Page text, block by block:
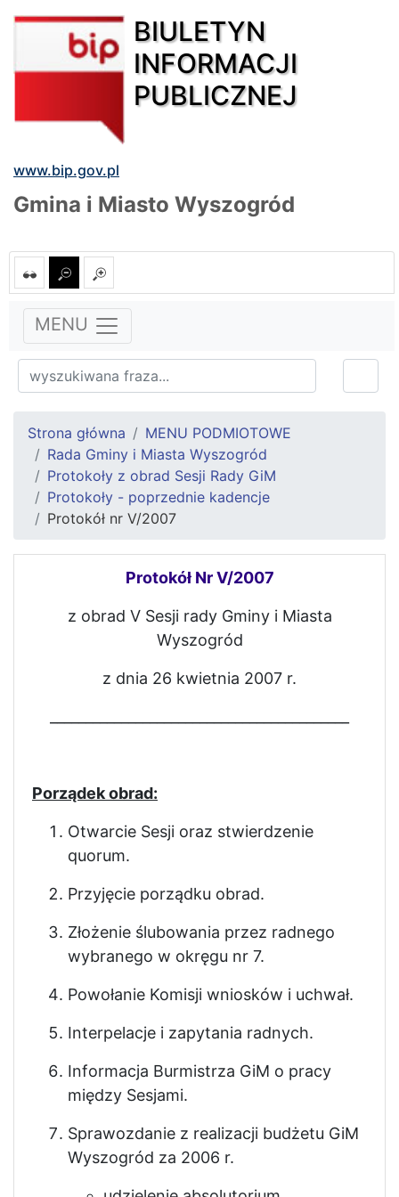
BIULETYN
INFORMACJI
PUBLICZNEJ
www.bip.gov.pl
Gmina i Miasto Wyszogród
MENU
Strona główna
MENU PODMIOTOWE
Rada Gminy i Miasta Wyszogród
Protokoły z obrad Sesji Rady GiM
Protokoły - poprzednie kadencje
Protokół nr V/2007
Protokół Nr V/2007
z obrad V Sesji rady Gminy i Miasta
Wyszogród
z dnia 26 kwietnia 2007 r.
Porządek obrad:
Otwarcie Sesji oraz stwierdzenie
quorum.
Przyjęcie porządku obrad.
Złożenie ślubowania przez radnego
wybranego w okręgu nr 7.
Powołanie Komisji wniosków i uchwał.
Interpelacje i zapytania radnych.
Informacja Burmistrza GiM o pracy
między Sesjami.
Sprawozdanie z realizacji budżetu GiM
Wyszogród za 2006 r.